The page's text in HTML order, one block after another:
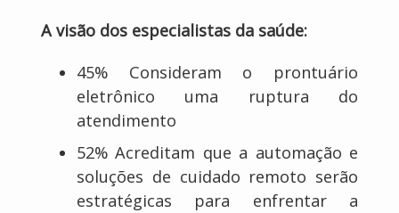
A visão dos especialistas da saúde:
45% Consideram o prontuário
eletrônico uma ruptura do
atendimento
52% Acreditam que a automação e
soluções de cuidado remoto serão
estratégicas para enfrentar a